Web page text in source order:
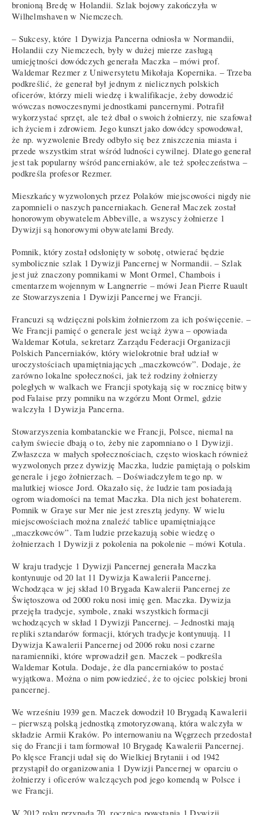
bronioną Bredę w Holandii. Szlak bojowy zakończyła w
Wilhelmshaven w Niemczech.
– Sukcesy, które 1 Dywizja Pancerna odniosła w Normandii,
Holandii czy Niemczech, były w dużej mierze zasługą
umiejętności dowódczych generała Maczka – mówi prof.
Waldemar Rezmer z Uniwersytetu Mikołaja Kopernika. – Trzeba
podkreślić, że generał był jednym z nielicznych polskich
oficerów, którzy mieli wiedzę i kwalifikacje, żeby dowodzić
wówczas nowoczesnymi jednostkami pancernymi. Potrafił
wykorzystać sprzęt, ale też dbał o swoich żołnierzy, nie szafował
ich życiem i zdrowiem. Jego kunszt jako dowódcy spowodował,
że np. wyzwolenie Bredy odbyło się bez zniszczenia miasta i
przede wszystkim strat wśród ludności cywilnej. Dlatego generał
jest tak popularny wśród pancerniaków, ale też społeczeństwa –
podkreśla profesor Rezmer.
Mieszkańcy wyzwolonych przez Polaków miejscowości nigdy nie
zapomnieli o naszych pancerniakach. Generał Maczek został
honorowym obywatelem Abbeville, a wszyscy żołnierze 1
Dywizji są honorowymi obywatelami Bredy.
Pomnik, który został odsłonięty w sobotę, otwierać będzie
symbolicznie szlak 1 Dywizji Pancernej w Normandii. – Szlak
jest już znaczony pomnikami w Mont Ormel, Chambois i
cmentarzem wojennym w Langnerrie – mówi Jean Pierre Ruault
ze Stowarzyszenia 1 Dywizji Pancernej we Francji.
Francuzi są wdzięczni polskim żołnierzom za ich poświęcenie. –
We Francji pamięć o generale jest wciąż żywa – opowiada
Waldemar Kotula, sekretarz Zarządu Federacji Organizacji
Polskich Pancerniaków, który wielokrotnie brał udział w
uroczystościach upamiętniających „maczkowców”. Dodaje, że
zarówno lokalne społeczności, jak też rodziny żołnierzy
poległych w walkach we Francji spotykają się w rocznicę bitwy
pod Falaise przy pomniku na wzgórzu Mont Ormel, gdzie
walczyła 1 Dywizja Pancerna.
Stowarzyszenia kombatanckie we Francji, Polsce, niemal na
całym świecie dbają o to, żeby nie zapomniano o 1 Dywizji.
Zwłaszcza w małych społecznościach, często wioskach również
wyzwolonych przez dywizję Maczka, ludzie pamiętają o polskim
generale i jego żołnierzach. – Doświadczyłem tego np. w
malutkiej wiosce Jord. Okazało się, że ludzie tam posiadają
ogrom wiadomości na temat Maczka. Dla nich jest bohaterem.
Pomnik w Graye sur Mer nie jest zresztą jedyny. W wielu
miejscowościach można znaleźć tablice upamiętniające
„maczkowców”. Tam ludzie przekazują sobie wiedzę o
żołnierzach 1 Dywizji z pokolenia na pokolenie – mówi Kotula.
W kraju tradycje 1 Dywizji Pancernej generała Maczka
kontynuuje od 20 lat 11 Dywizja Kawalerii Pancernej.
Wchodząca w jej skład 10 Brygada Kawalerii Pancernej ze
Świętoszowa od 2000 roku nosi imię gen. Maczka. Dywizja
przejęła tradycje, symbole, znaki wszystkich formacji
wchodzących w skład 1 Dywizji Pancernej. – Jednostki mają
repliki sztandarów formacji, których tradycje kontynuują. 11
Dywizja Kawalerii Pancernej od 2006 roku nosi czarne
naramienniki, które wprowadził gen. Maczek – podkreśla
Waldemar Kotula. Dodaje, że dla pancerniaków to postać
wyjątkowa. Można o nim powiedzieć, że to ojciec polskiej broni
pancernej.
We wrześniu 1939 gen. Maczek dowodził 10 Brygadą Kawalerii
– pierwszą polską jednostką zmotoryzowaną, która walczyła w
składzie Armii Kraków. Po internowaniu na Węgrzech przedostał
się do Francji i tam formował 10 Brygadę Kawalerii Pancernej.
Po klęsce Francji udał się do Wielkiej Brytanii i od 1942
przystąpił do organizowania 1 Dywizji Pancernej w oparciu o
żołnierzy i oficerów walczących pod jego komendą w Polsce i
we Francji.